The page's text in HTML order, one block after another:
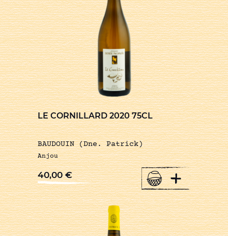
LE CORNILLARD 2020 75CL
BAUDOUIN (Dne. Patrick)
Anjou
40,00€ +